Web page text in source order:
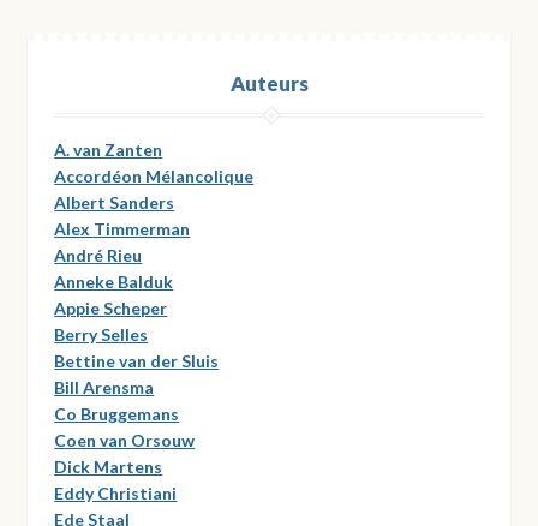
Auteurs
A. van Zanten
Accordéon Mélancolique
Albert Sanders
Alex Timmerman
André Rieu
Anneke Balduk
Appie Scheper
Berry Selles
Bettine van der Sluis
Bill Arensma
Co Bruggemans
Coen van Orsouw
Dick Martens
Eddy Christiani
Ede Staal